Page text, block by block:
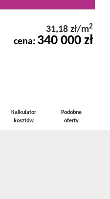
Kontakt
dla
31,18 zł/m2
cena: 340 000 zł
Kalkulator
kosztów
Podobne
oferty